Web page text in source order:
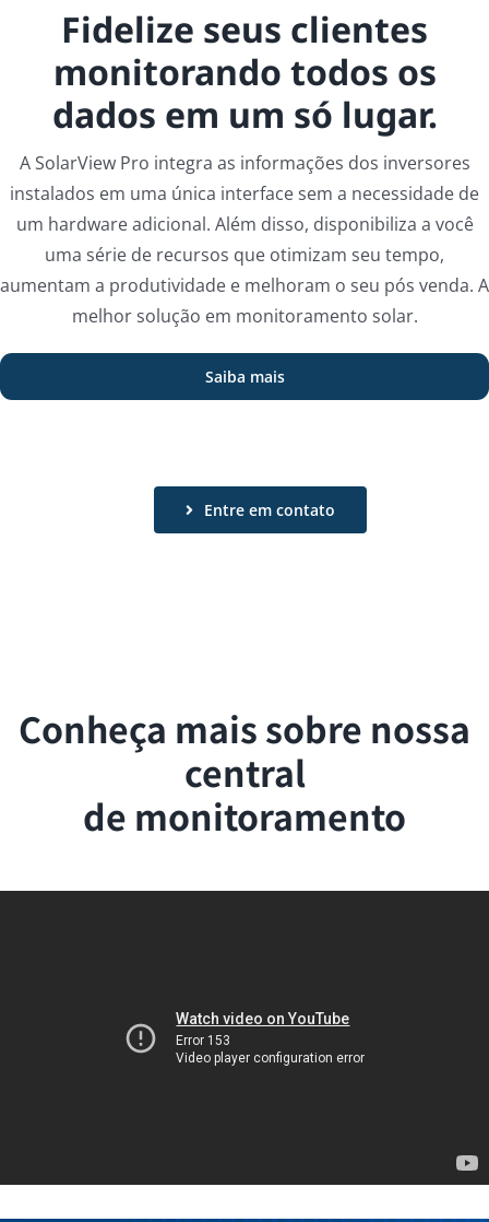
Fidelize seus clientes
monitorando todos os
dados em um só lugar.
A SolarView Pro integra as informações dos inversores
instalados em uma única interface sem a necessidade de
um hardware adicional. Além disso, disponibiliza a você
uma série de recursos que otimizam seu tempo,
aumentam a produtividade e melhoram o seu pós venda. A
melhor solução em monitoramento solar.
Saiba mais
Entre em contato
Conheça mais sobre nossa
central
de monitoramento